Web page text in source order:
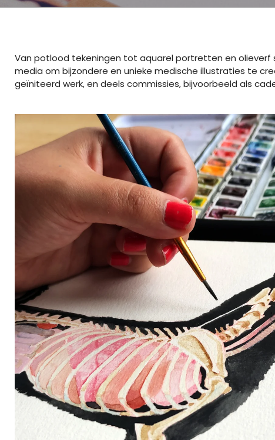
Van potlood tekeningen tot aquarel portretten en olieverf
media om bijzondere en unieke medische illustraties te
geïniteerd werk, en deels commissies, bijvoorbeeld als